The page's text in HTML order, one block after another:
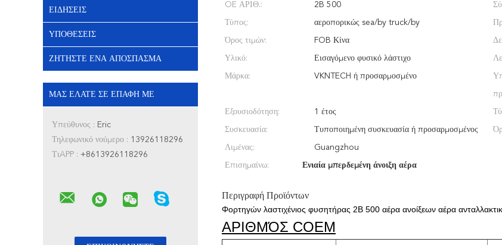
ΕΙΔΉΣΕΙΣ
ΥΠΟΘΈΣΕΙΣ
ΖΗΤΉΣΤΕ ΈΝΑ ΑΠΌΣΠΑΣΜΑ
ΜΑΣ ΕΛΆΤΕ ΣΕ ΕΠΑΦΉ ΜΕ
Υπεύθυνος : Eric
Τηλεφωνικό νούμερο : 13926118296
ΤιAPP : +8613926118296
OE ΑΡΙΘ.: 2B 500
Τύπος: αεροπορικώς sea/by truck/by
Όρος τιμών: FOB Κίνα
Υλικό: Εισαγόμενο φυσικό λάστιχο
Μάρκα: VKNTECH ή προσαρμοσμένο
Εξουσιοδότηση: 1 έτος
Συσκευασία: Τυποποιημένη συσκευασία ή προσαρμοσμένος
Λιμένας: Guangzhou
Επισημαίνω: Ενιαία μπερδεμένη άνοιξη αέρα
Περιγραφή Προϊόντων
Φορτηγών λαστιχένιος φυσητήρας 2B 500 αέρα ανοίξεων αέρα
ΑΡΙΘΜΌΣ COEM